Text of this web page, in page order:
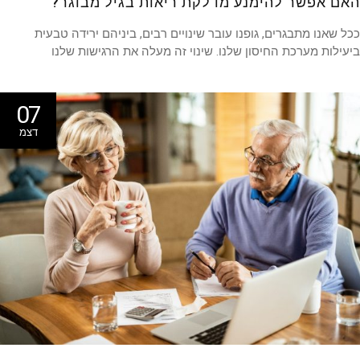
שאנו מתבגרים, גופנו עובר שינויים רבים, ביניהם ירידה טבעית
מערכת החיסון שלנו. שינוי זה מעלה את הרגישות שלנו
07
דצמ